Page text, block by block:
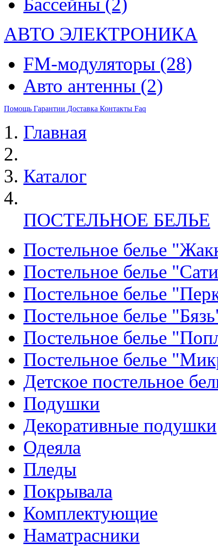
АВТО ЭЛЕКТРОНИКА
FM-модуляторы (28)
Авто антенны (2)
Помощь Гарантии Доставка Контакты Faq
Главная
Каталог
ПОСТЕЛЬНОЕ БЕЛЬЕ
Постельное белье
Постельное белье
Постельное белье
Постельное белье
Постельное белье
Постельное белье
Детское постельное
Подушки
Декоративные подушки
Одеяла
Пледы
Покрывала
Комплектующие
Наматрасники